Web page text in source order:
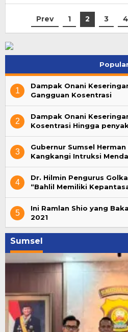
Prev 1 2 3 4
1
Dampak Onani
Gangguan Kosentrasi
2
Dampak Onani
Kosentrasi Hingga
3
Gubernur Sumsel
Kangkangi Intruksi
4
Dr. Hilmin Pengurus
“Bahlil Memiliki
5
Ini Ramlan Shio yang
2021
Sumsel